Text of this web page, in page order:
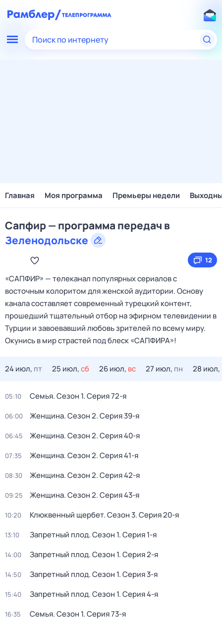
Поиск по интернету
Главная Моя программа Премьеры недели
Сапфир — программа передач в
Зеленодольске
12
«САПФИР» — телеканал популярных сериалов с
восточным колоритом для женской аудитории. Основу
канала составляет современный турецкий контент,
прошедший тщательный отбор на эфирном телевидении в
Турции и завоевавший любовь зрителей по всему миру.
Окунись в мир страстей под блеск «САПФИРА»!
24 июл, пт 25 июл,сб 26 июл, вс 27 июл, пн 28 июл,
05:10 Семья. Сезон 1. Серия 72-я
06:00 Женщина. Сезон 2. Серия 39-я
06:45 Женщина. Сезон 2. Серия 40-я
07:35 Женщина. Сезон 2. Серия 41-я
08:30 Женщина. Сезон 2. Серия 42-я
09:25 Женщина. Сезон 2. Серия 43-я
10:20 Клюквенный щербет. Сезон 3. Серия 20-я
13:10 Запретный плод. Сезон 1. Серия 1-я
14:00 Запретный плод. Сезон 1. Серия 2-я
14:50 Запретный плод. Сезон 1. Серия 3-я
15:40 Запретный плод. Сезон 1. Серия 4-я
16:35 Семья. Сезон 1. Серия 73-я